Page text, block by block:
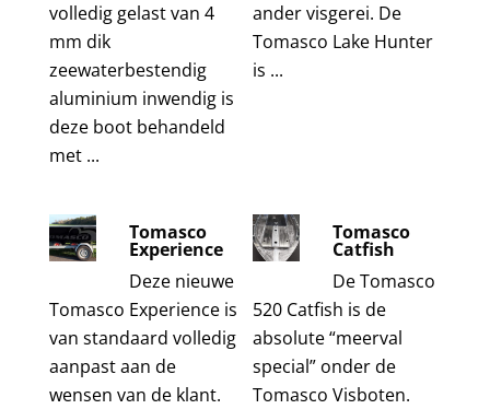
volledig gelast van 4
mm dik
zeewaterbestendig
aluminium inwendig is
deze boot behandeld
met ...
ander visgerei. De
Tomasco Lake Hunter
is ...
Tomasco
Experience
Deze nieuwe
Tomasco Experience is
van standaard volledig
aanpast aan de
wensen van de klant.
Tomasco
Catfish
De Tomasco
520 Catfish is de
absolute “meerval
special” onder de
Tomasco Visboten.